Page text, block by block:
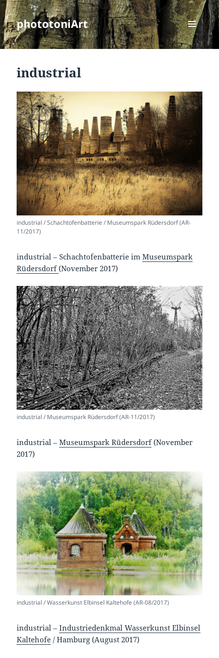
phototoniArt
MENÜ
UND
industrial
industrial / Schachtofenbatterie / Museumspark Rüdersdorf (AR-
11/2017)
industrial – Schachtofenbatterie imMuseumspark
Rüdersdorf(November 2017)
industrial / Museumspark Rüdersdorf (AR-11/2017)
industrial –Museumspark Rüdersdorf(November
2017)
industrial / Wasserkunst Elbinsel Kaltehofe (AR-08/2017)
industrial –Industriedenkmal Wasserkunst Elbinsel
Kaltehofe / Hamburg (August 2017)